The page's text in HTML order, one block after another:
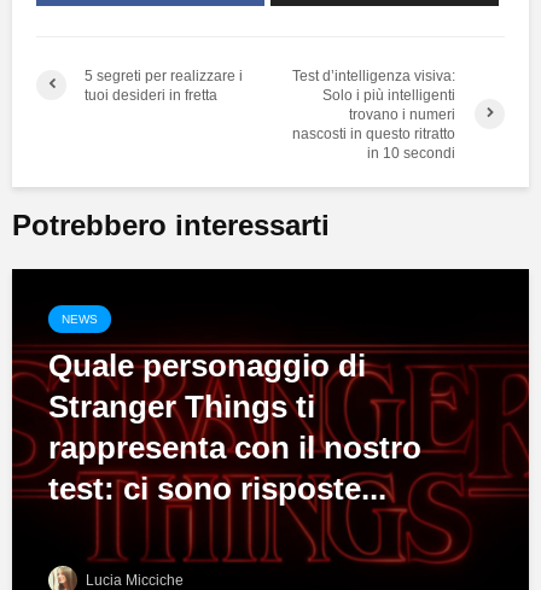
5 segreti per realizzare i
tuoi desideri in fretta
Test d’intelligenza visiva:
Solo i più intelligenti
trovano i numeri
nascosti in questo ritratto
in 10 secondi
Potrebbero interessarti
NEWS
Quale personaggio di
Stranger Things ti
rappresenta con il nostro
test: ci sono risposte...
Lucia Micciche